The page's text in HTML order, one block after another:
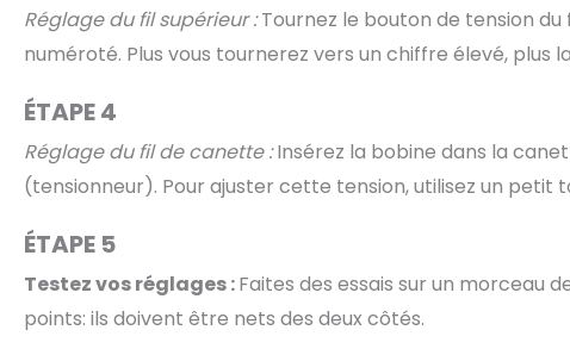
Réglage du fil supérieur :Tournez le bouton de tension
numéroté. Plus vous tournerez vers un chiffre élevé, plus
ÉTAPE 4
Réglage du fil de canette :Insérez la bobine dans la
(tensionneur). Pour ajuster cette tension, utilisez un petit
ÉTAPE 5
Testez vos réglages :Faites des essais sur un morceau
points: ils doivent être nets des deux côtés.